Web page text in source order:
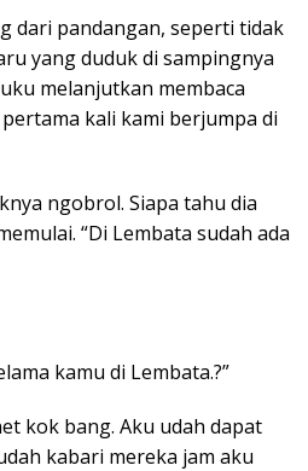
dari pandangan, seperti tidak
yang duduk di sampingnya
melanjutkan membaca
kali kami berjumpa di
ngobrol. Siapa tahu dia
“Di Lembata sudah ada
kamu di Lembata.?”
kok bang. Aku udah dapat
kabari mereka jam aku